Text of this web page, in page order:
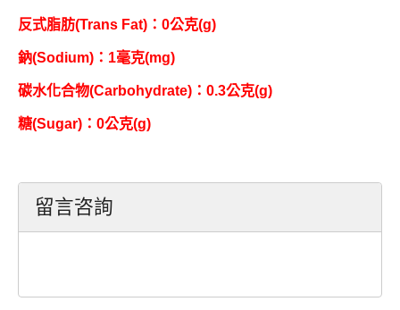
反式脂肪(Trans Fat)：0公克(g)
鈉(Sodium)：1毫克(mg)
碳水化合物(Carbohydrate)：0.3公克(g)
糖(Sugar)：0公克(g)
留言咨詢